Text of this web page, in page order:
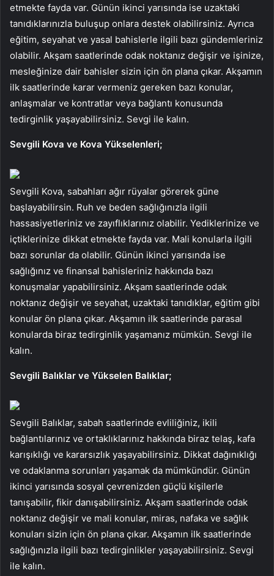
etmekte fayda var. Günün ikinci yarısında ise uzaktaki
tanıdıklarınızla buluşup onlara destek olabilirsiniz. Ayrıca
eğitim, seyahat ve yasal bahislerle ilgili bazı gündemleriniz
olabilir. Akşam saatlerinde odak noktanız değişir ve işinize,
mesleğinize dair bahisler sizin için ön plana çıkar. Akşamın
ilk saatlerinde karar vermeniz gereken bazı konular,
anlaşmalar ve kontratlar veya bağlantı konusunda
tedirginlik yaşayabilirsiniz. Sevgi ile kalın.
Sevgili Kova ve Kova Yükselenleri;
Sevgili Kova, sabahları ağır rüyalar görerek güne
başlayabilirsin. Ruh ve beden sağlığınızla ilgili
hassasiyetleriniz ve zayıflıklarınız olabilir. Yediklerinize ve
içtiklerinize dikkat etmekte fayda var. Mali konularla ilgili
bazı sorunlar da olabilir. Günün ikinci yarısında ise
sağlığınız ve finansal bahisleriniz hakkında bazı
konuşmalar yapabilirsiniz. Akşam saatlerinde odak
noktanız değişir ve seyahat, uzaktaki tanıdıklar, eğitim gibi
konular ön plana çıkar. Akşamın ilk saatlerinde parasal
konularda biraz tedirginlik yaşamanız mümkün. Sevgi ile
kalın.
Sevgili Balıklar ve Yükselen Balıklar;
Sevgili Balıklar, sabah saatlerinde evliliğiniz, ikili
bağlantılarınız ve ortaklıklarınız hakkında biraz telaş, kafa
karışıklığı ve kararsızlık yaşayabilirsiniz. Dikkat dağınıklığı
ve odaklanma sorunları yaşamak da mümkündür. Günün
ikinci yarısında sosyal çevrenizden güçlü kişilerle
tanışabilir, fikir danışabilirsiniz. Akşam saatlerinde odak
noktanız değişir ve mali konular, miras, nafaka ve sağlık
konuları sizin için ön plana çıkar. Akşamın ilk saatlerinde
sağlığınızla ilgili bazı tedirginlikler yaşayabilirsiniz. Sevgi
ile kalın.